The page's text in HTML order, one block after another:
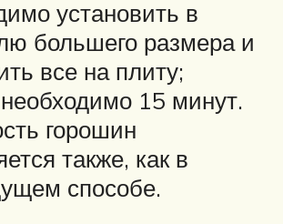
установить в
большего размера и
все на плиту;
15 минут.
горошин
также, как в
способе.